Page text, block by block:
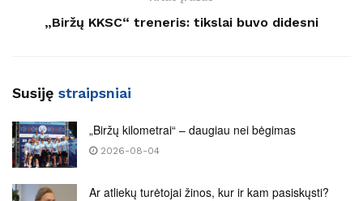
„Biržų KKSC“ treneris: tikslai buvo didesni
Susiję straipsniai
„Biržų kilometrai“ – daugiau nei bėgimas
2026-08-04
Ar atliekų turėtojai žinos, kur ir kam pasiskųsti?